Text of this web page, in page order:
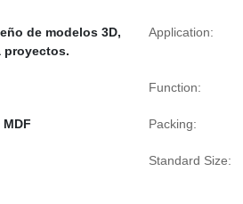
de modelos 3D,
proyectos.
Application:
Function:
Packing:
Standard Size: